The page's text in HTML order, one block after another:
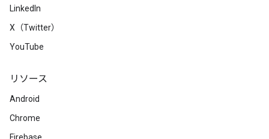
LinkedIn
X（Twitter）
YouTube
リソース
Android
Chrome